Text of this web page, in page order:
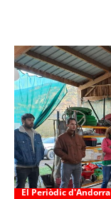
El Periòdic d'Andorra